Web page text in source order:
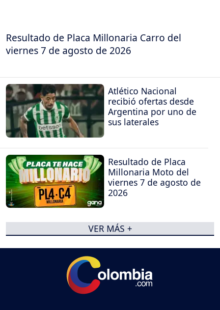
Resultado de Placa Millonaria Carro del
viernes 7 de agosto de 2026
Atlético Nacional
recibió ofertas desde
Argentina por uno de
sus laterales
Resultado de Placa
Millonaria Moto del
viernes 7 de agosto de
2026
VER MÁS +